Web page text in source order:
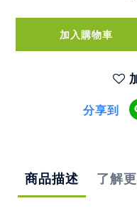
加入購物車
分享到
商品描述 了解